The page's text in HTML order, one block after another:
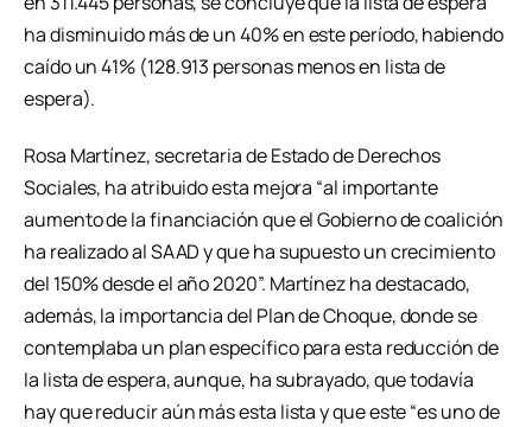
ha disminuido más de un 40% en este período, habiendo
caído un 41% (128.913 personas menos en lista de
espera).
Rosa Martínez, secretaria de Estado de Derechos
Sociales, ha atribuido esta mejora “al importante
aumento de la financiación que el Gobierno de coalición
ha realizado al SAAD y que ha supuesto un crecimiento
del 150% desde el año 2020”. Martínez ha destacado,
además, la importancia del Plan de Choque, donde se
contemplaba un plan específico para esta reducción de
la lista de espera, aunque, ha subrayado, que todavía
hay que reducir aún más esta lista y que este “es uno de